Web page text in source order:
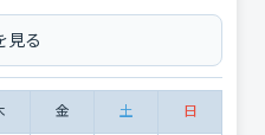
見る
金 土 日